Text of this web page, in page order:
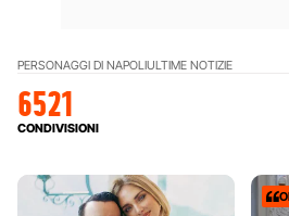
PERSONAGGI DI NAPOLIULTIME NOTIZIE
6521
CONDIVISIONI